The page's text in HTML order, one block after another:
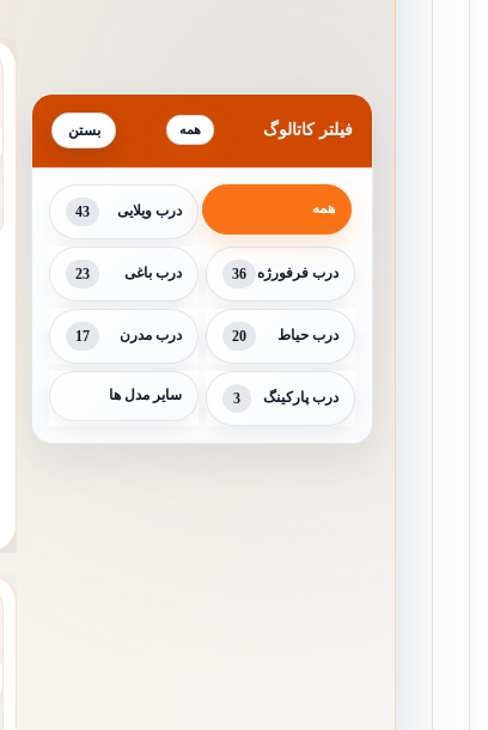
فیلتر کاتالوگ همه
همه درب ویلایی 43
درب فرفورژه 36 درب باغی 23
درب حیاط 20 درب مدرن 17
درب پارکینگ 3 سایر مدل ها